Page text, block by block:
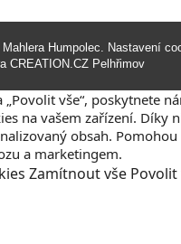
Humpolec. Nastavení
CREATION.CZ Pelhřimov
„Povolit vše“, poskytnete
na vašem zařízení. Díky
obsah. Pomohou
a marketingem.
Zamítnoutvše Povolit